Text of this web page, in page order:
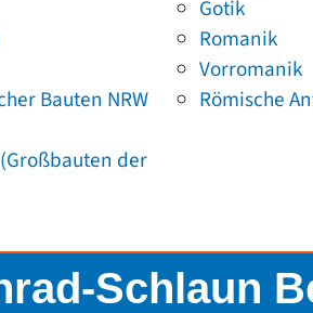
Bauten NRW
der
Gotik
Romanik
Vorromanik
Römische
Schlaun